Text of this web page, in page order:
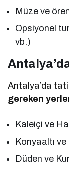
Müze ve
Opsiyonel
vb.)
Antalya’da
gereken
Kaleiçi ve
Konyaaltı
Düden ve